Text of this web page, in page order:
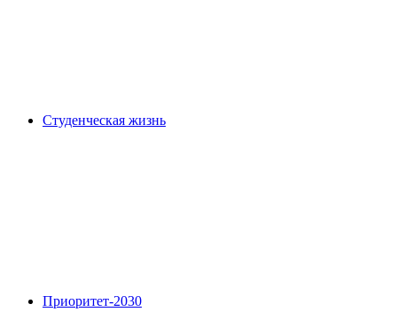
Студенческая жизнь
Приоритет-2030